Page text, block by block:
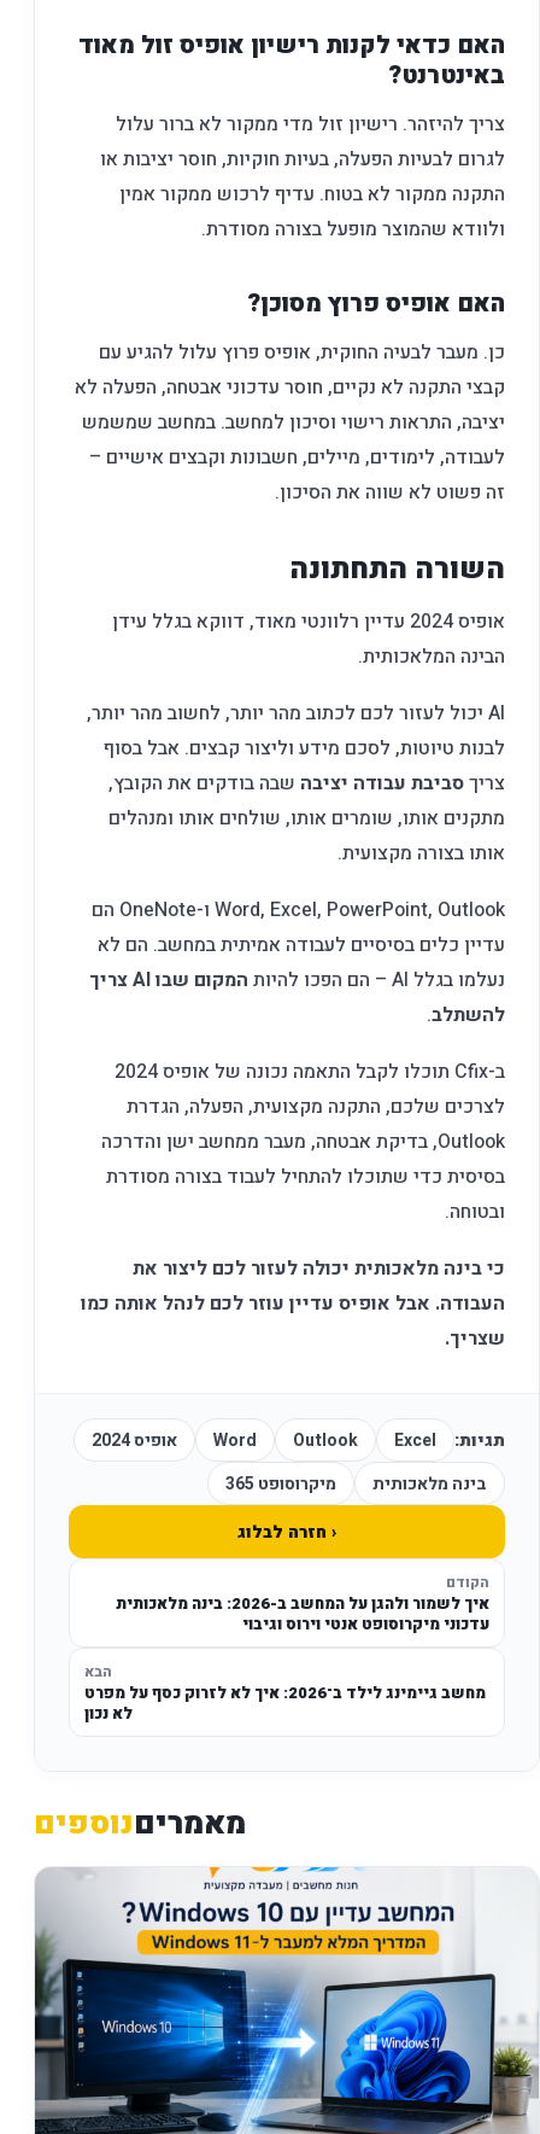
האם כדאי לקנות רישיון אופיס זול מאוד
באינטרנט?
צריך להיזהר. רישיון זול מדי ממקור לא ברור עלול
לגרום לבעיות הפעלה, בעיות חוקיות, חוסר יציבות או
התקנה ממקור לא בטוח. עדיף לרכוש ממקור אמין
ולוודא שהמוצר מופעל בצורה מסודרת.
האם אופיס פרוץ מסוכן?
כן. מעבר לבעיה החוקית, אופיס פרוץ עלול להגיע עם
קבצי התקנה לא נקיים, חוסר עדכוני אבטחה, הפעלה לא
יציבה, התראות רישוי וסיכון למחשב. במחשב שמשמש
לעבודה, לימודים, מיילים, חשבונות וקבצים אישיים –
זה פשוט לא שווה את הסיכון.
השורה התחתונה
אופיס 2024 עדיין רלוונטי מאוד, דווקא בגלל עידן
הבינה המלאכותית.
AI יכול לעזור לכם לכתוב מהר יותר, לחשוב מהר יותר,
לבנות טיוטות, לסכם מידע וליצור קבצים. אבל בסוף
צריךסביבת עבודה יציבה שבה בודקים את הקובץ,
מתקנים אותו, שומרים אותו, שולחים אותו ומנהלים
אותו בצורה מקצועית.
Word, Excel, PowerPoint, Outlook ו-OneNote הם
עדיין כלים בסיסיים לעבודה אמיתית במחשב. הם לא
נעלמו בגלל AI – הם הפכו להיות
המקום שבו AI צריך
להשתלב.
ב-Cfix תוכלו לקבל התאמה נכונה של אופיס 2024
לצרכים שלכם, התקנה מקצועית, הפעלה, הגדרת
Outlook, בדיקת אבטחה, מעבר ממחשב ישן והדרכה
בסיסית כדי שתוכלו להתחיל לעבוד בצורה מסודרת
ובטוחה.
כי בינה מלאכותית יכולה לעזור לכם ליצור את
העבודה. אבל אופיס עדיין עוזר לכם לנהל אותה כמו
שצריך.
תגיות: Excel
Outlook
Word
אופיס 2024
בינה מלאכותית
מיקרוסופט 365
‹ חזרה לבלוג
הקודם
איך לשמור ולהגן על המחשב ב-2026: בינה מלאכותית
עדכוני מיקרוסופט אנטי וירוס וגיבוי
הבא
מחשב גיימינג לילד ב־2026: איך לא לזרוק כסף על מפרט
לא נכון
מאמריםנוספים